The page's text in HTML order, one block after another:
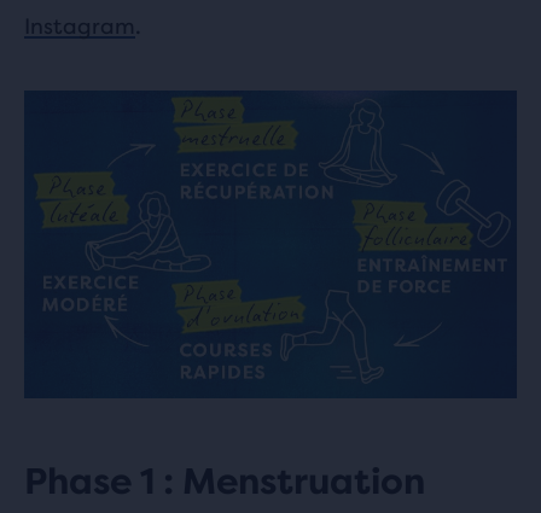
Instagram.
Phase 1 : Menstruation